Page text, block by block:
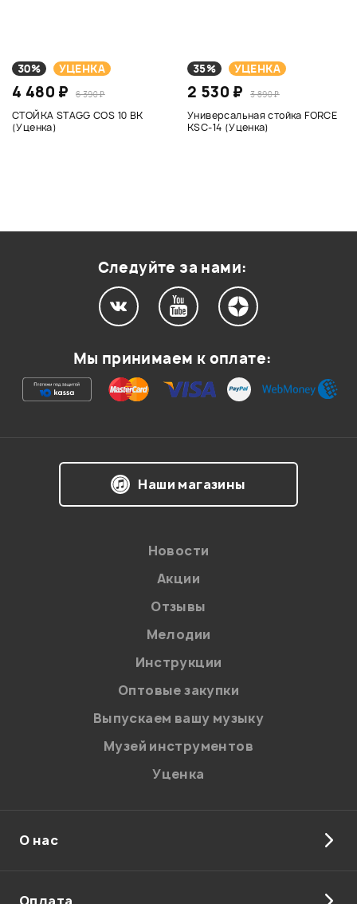
30% УЦЕНКА
4 480 ₽ 6 390 ₽
СТОЙКА STAGG COS 10 BK
(Уценка)
35% УЦЕНКА
2 530 ₽ 3 890 ₽
Универсальная стойка FORCE
KSC-14 (Уценка)
Следуйте за нами:
Мы принимаем к оплате:
Наши магазины
Новости
Акции
Отзывы
Мелодии
Инструкции
Оптовые закупки
Выпускаем вашу музыку
Музей инструментов
Уценка
О нас